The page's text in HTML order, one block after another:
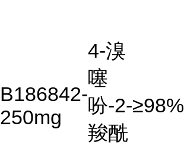
B186842-
250mg
4-溴
噻
吩-2-
羧酰
≥98%